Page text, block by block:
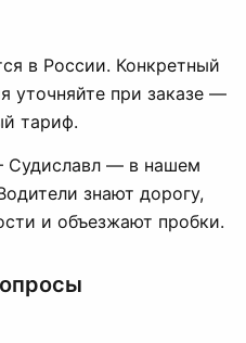
в России. Конкретный
уточняйте при заказе —
тариф.
Судиславл — в нашем
знают дорогу,
и объезжают пробки.